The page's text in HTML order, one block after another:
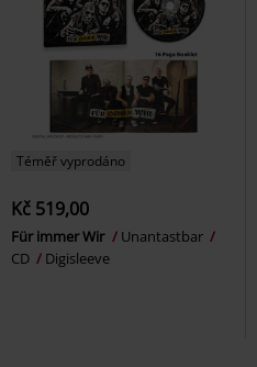
Téměř vyprodáno
Kč 519,00
Für immer Wir
Unantastbar
CD
Digisleeve